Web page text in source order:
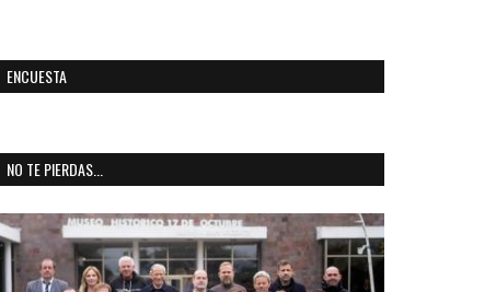
ENCUESTA
NO TE PIERDAS...